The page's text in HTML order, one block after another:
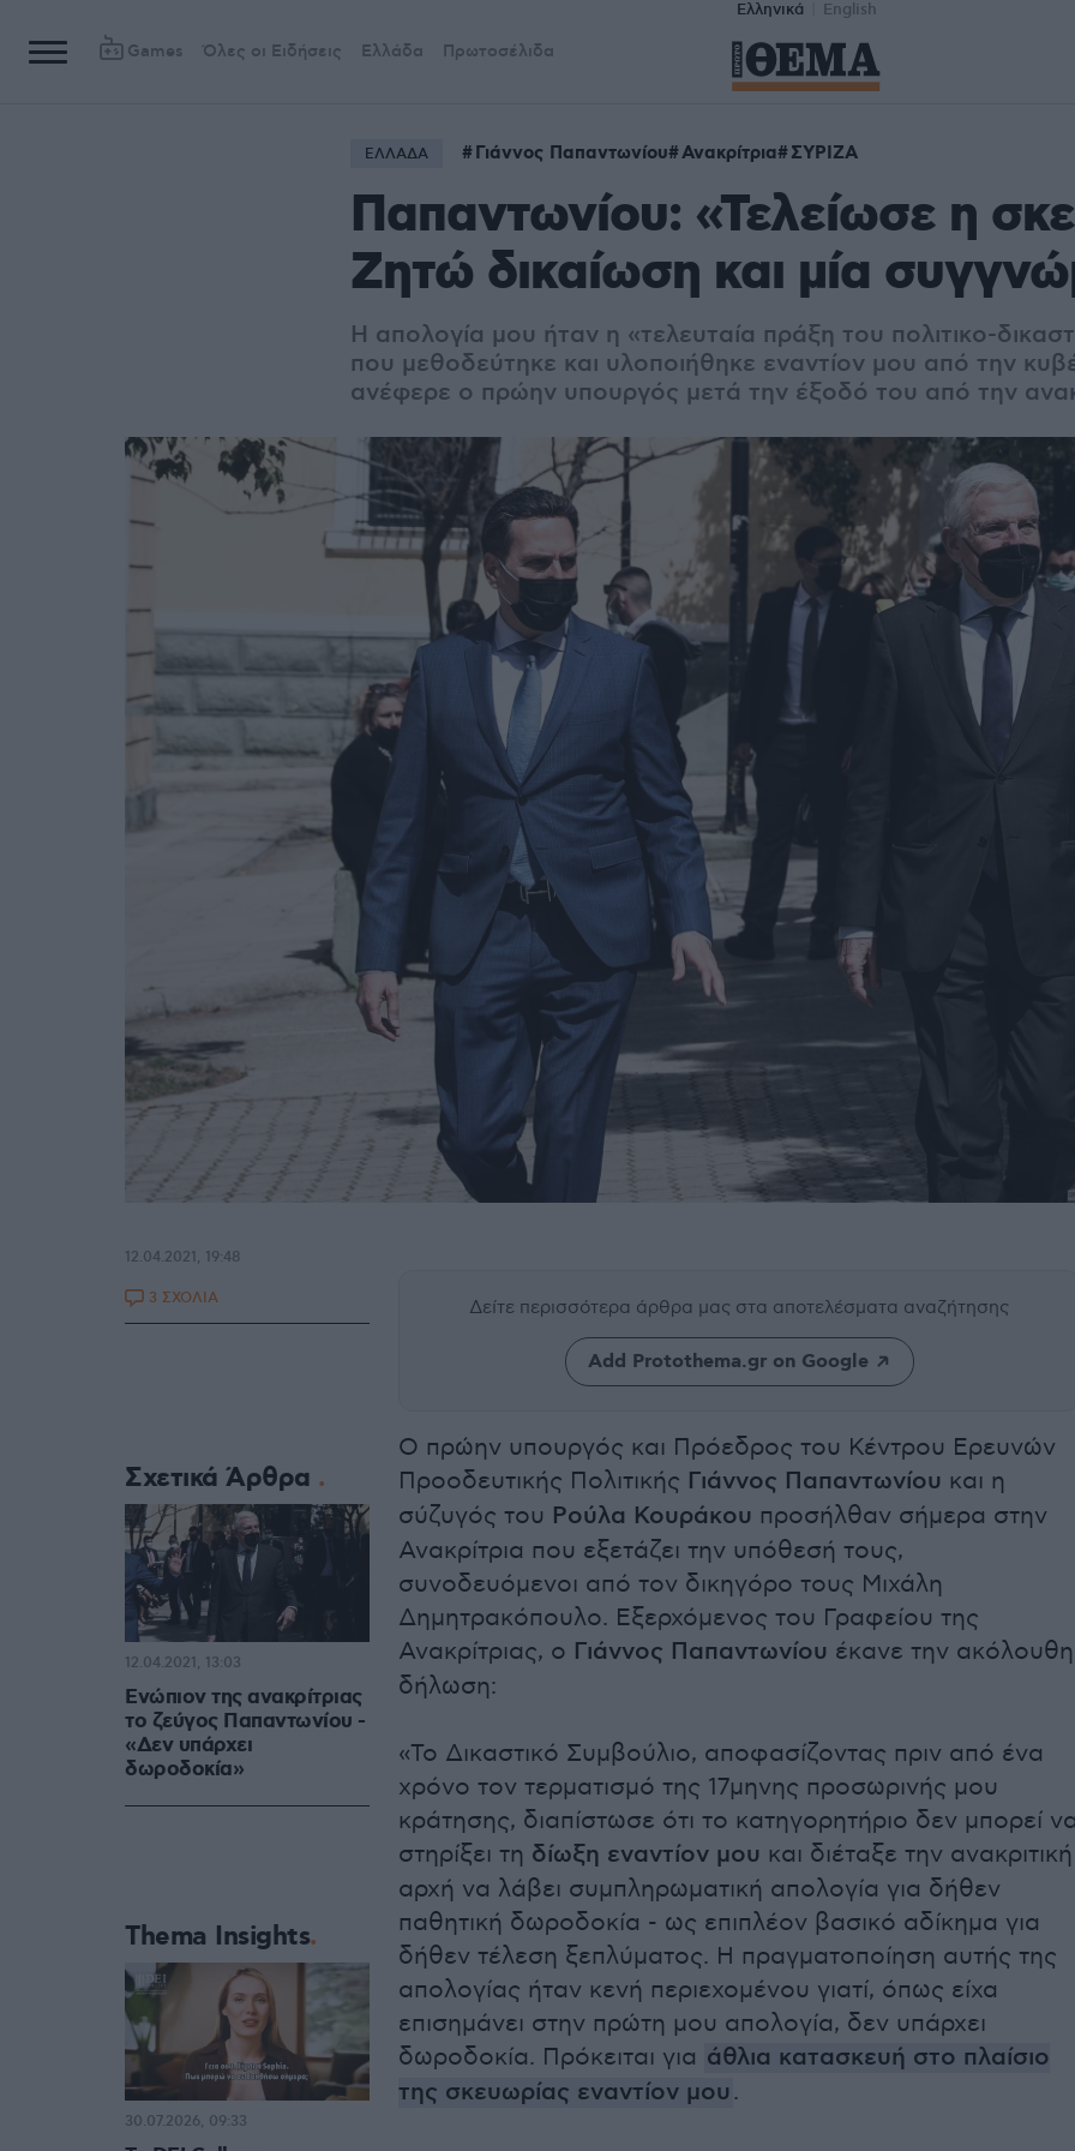
Ελληνικά English
Games Όλες οι Ειδήσεις Ελλάδα Πρωτοσέλιδα
ΕΛΛΑΔΑ Γιάννος Παπαντωνίου Ανακρίτρια ΣΥΡΙΖΑ
Παπαντωνίου: «Τελείωσε η
Ζητώ δικαίωση και μία
Η απολογία μου ήταν η «τελευταία πράξη του πολιτικο-
που μεθοδεύτηκε και υλοποιήθηκε εναντίον μου από την
ανέφερε ο πρώην υπουργός μετά την έξοδό του από την
Δείτε περισσότερα άρθρα μας στα αποτελέσματα αναζήτησης
Add Protothema.gr on Google
Ο πρώην υπουργός και Πρόεδρος του Κέντρου Ερευνών
Προοδευτικής Πολιτικής Γιάννος Παπαντωνίου και η
σύζυγός του Ρούλα Κουράκου προσήλθαν σήμερα στην
Ανακρίτρια που εξετάζει την υπόθεσή τους,
συνοδευόμενοι από τον δικηγόρο τους Μιχάλη
Δημητρακόπουλο. Εξερχόμενος του Γραφείου της
Ανακρίτριας, ο Γιάννος Παπαντωνίου έκανε την ακόλουθη
δήλωση:
«Το Δικαστικό Συμβούλιο, αποφασίζοντας πριν από ένα
χρόνο τον τερματισμό της 17μηνης προσωρινής μου
κράτησης, διαπίστωσε ότι το κατηγορητήριο δεν μπορεί
στηρίξει τη δίωξη εναντίον μου και διέταξε την ανακριτική
αρχή να λάβει συμπληρωματική απολογία για δήθεν
παθητική δωροδοκία - ως επιπλέον βασικό αδίκημα για
δήθεν τέλεση ξεπλύματος. Η πραγματοποίηση αυτής της
απολογίας ήταν κενή περιεχομένου γιατί, όπως είχα
επισημάνει στην πρώτη μου απολογία, δεν υπάρχει
δωροδοκία. Πρόκειται για άθλια κατασκευή στο πλαίσιο
της σκευωρίας εναντίον μου.
12.04.2021, 19:48
3 ΣΧΟΛΙΑ
Σχετικά Άρθρα
Ενώπιον της ανακρίτριας
το ζεύγος Παπαντωνίου -
«Δεν υπάρχει
δωροδοκία»
12.04.2021, 13:03
Thema Insights
30.07.2026, 09:33